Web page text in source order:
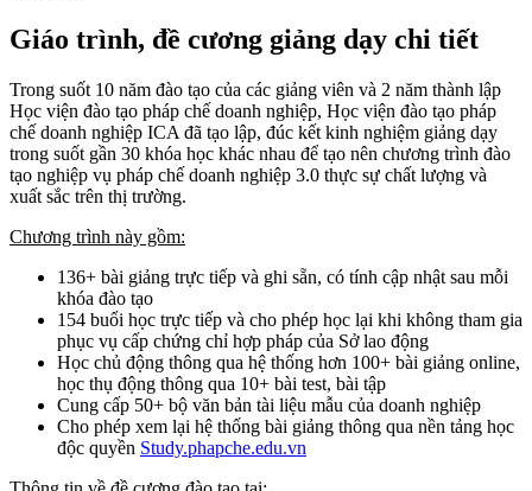
Giáo trình, đề cương giảng dạy chi tiết
Trong suốt 10 năm đào tạo của các giảng viên và 2 năm thành lập
Học viện đào tạo pháp chế doanh nghiệp, Học viện đào tạo pháp
chế doanh nghiệp ICA đã tạo lập, đúc kết kinh nghiệm giảng dạy
trong suốt gần 30 khóa học khác nhau để tạo nên chương trình đào
tạo nghiệp vụ pháp chế doanh nghiệp 3.0 thực sự chất lượng và
xuất sắc trên thị trường.
Chương trình này gồm:
136+ bài giảng trực tiếp và ghi sẵn, có tính cập nhật sau mỗi
khóa đào tạo
154 buổi học trực tiếp và cho phép học lại khi không tham gia
phục vụ cấp chứng chỉ hợp pháp của Sở lao động
Học chủ động thông qua hệ thống hơn 100+ bài giảng online,
học thụ động thông qua 10+ bài test, bài tập
Cung cấp 50+ bộ văn bản tài liệu mẫu của doanh nghiệp
Cho phép xem lại hệ thống bài giảng thông qua nền tảng học
độc quyền Study.phapche.edu.vn